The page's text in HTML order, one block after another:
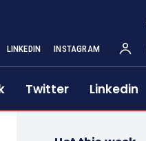
LINKEDIN INSTAGRAM
Twitter Linkedin